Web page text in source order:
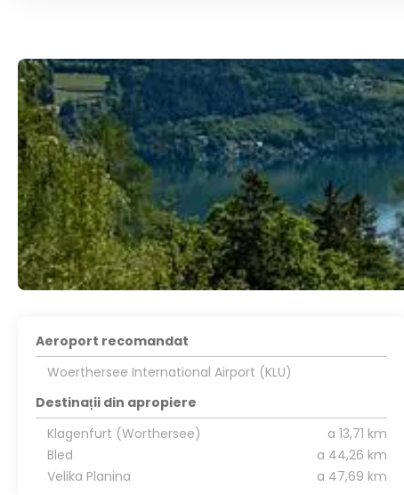
Aeroport recomandat
Woerthersee International Airport (KLU)
Destinații din apropiere
Klagenfurt (Worthersee)
a 13,71 km
Bled
a 44,26 km
Velika Planina
a 47,69 km